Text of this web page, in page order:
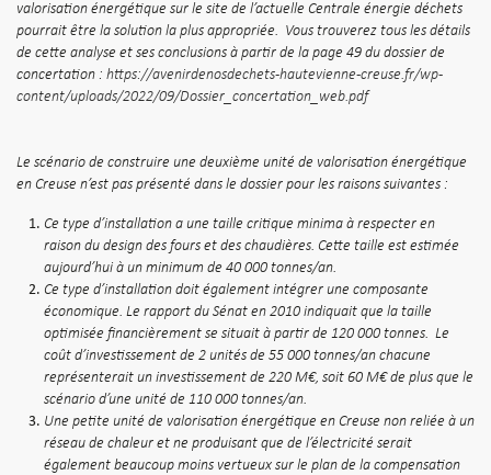
valorisation énergétique sur le site de l’actuelle Centrale énergie déchets
pourrait être la solution la plus appropriée. Vous trouverez tous les détails
de cette analyse et ses conclusions à partir de la page 49 du dossier de
concertation : https://avenirdenosdechets-hautevienne-creuse.fr/wp-
content/uploads/2022/09/Dossier_concertation_web.pdf
Le scénario de construire une deuxième unité de valorisation énergétique
en Creuse n’est pas présenté dans le dossier pour les raisons suivantes :
Ce type d’installation a une taille critique minima à respecter en
raison du design des fours et des chaudières. Cette taille est estimée
aujourd’hui à un minimum de 40 000 tonnes/an.
Ce type d’installation doit également intégrer une composante
économique. Le rapport du Sénat en 2010 indiquait que la taille
optimisée financièrement se situait à partir de 120 000 tonnes. Le
coût d’investissement de 2 unités de 55 000 tonnes/an chacune
représenterait un investissement de 220 M€, soit 60 M€ de plus que le
scénario d’une unité de 110 000 tonnes/an.
Une petite unité de valorisation énergétique en Creuse non reliée à un
réseau de chaleur et ne produisant que de l’électricité serait
également beaucoup moins vertueux sur le plan de la compensation